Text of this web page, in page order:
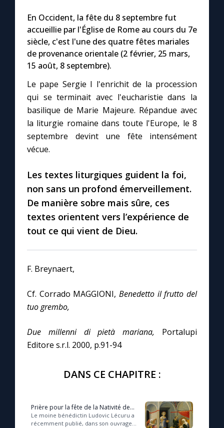
Contact
Faire un don
Marie de Nazareth
En Occident, la fête du 8 septembre fut
accueillie par l'Église de Rome au cours du 7e
siècle, c'est l'une des quatre fêtes mariales
de provenance orientale (2 février, 25 mars,
15 août, 8 septembre).
Le pape Sergie I l'enrichit de la procession
qui se terminait avec l'eucharistie dans la
basilique de Marie Majeure. Répandue avec
la liturgie romaine dans toute l'Europe, le 8
septembre devint une fête intensément
vécue.
Les textes liturgiques guident la foi,
non sans un profond émerveillement.
De manière sobre mais sûre, ces
textes orientent vers l’expérience de
tout ce qui vient de Dieu.
F. Breynaert,
Cf. Corrado MAGGIONI, Benedetto il frutto del
tuo grembo,
Due millenni di pietà mariana, Portalupi
Editore s.r.l. 2000, p.91-94
DANS CE CHAPITRE :
Prière pour la fête de la Nativité de
Marie, le 8 septembre
Le moine bénédictin Ludovic Lécuru a
récemment publié, dans son ouvrage